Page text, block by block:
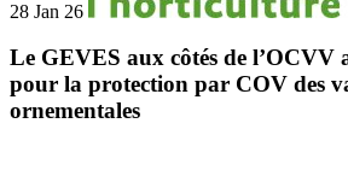
28 Jan 26
Le GEVES aux côtés de l’OCVV
pour la protection par COV des
ornementales